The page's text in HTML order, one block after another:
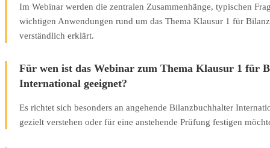
Im Webinar werden die zentralen Zusammenhänge, typischen
wichtigen Anwendungen rund um das Thema Klausur 1 für
verständlich erklärt.
Für wen ist das Webinar zum Thema Klausur 1 für
International geeignet?
Es richtet sich besonders an angehende Bilanzbuchhalter
gezielt verstehen oder für eine anstehende Prüfung festigen